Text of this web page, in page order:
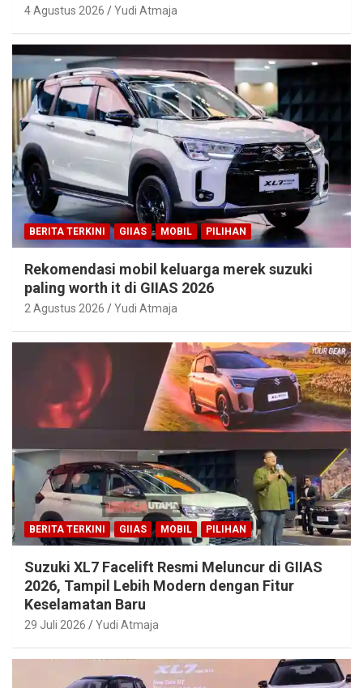
4 Agustus 2026 Yudi Atmaja
BERITA TERKINI GIIAS MOBIL PILIHAN
Rekomendasi mobil keluarga merek suzuki
paling worth it di GIIAS 2026
2 Agustus 2026 Yudi Atmaja
BERITA TERKINI GIIAS MOBIL PILIHAN
Suzuki XL7 Facelift Resmi Meluncur di GIIAS
2026, Tampil Lebih Modern dengan Fitur
Keselamatan Baru
29 Juli 2026 Yudi Atmaja